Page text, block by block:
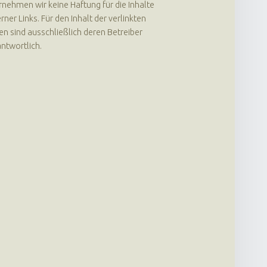
wir keine Haftung für die Inhalte
Links. Für den Inhalt der verlinkten
sind ausschließlich deren Betreiber